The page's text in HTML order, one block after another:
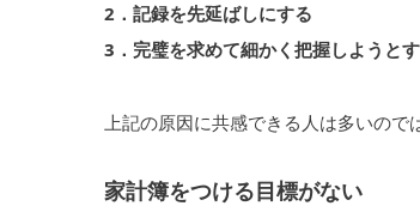
2．記録を先延ばしにする
3．完璧を求めて細かく把握しようと
上記の原因に共感できる人は多いので
家計簿をつける目標がない